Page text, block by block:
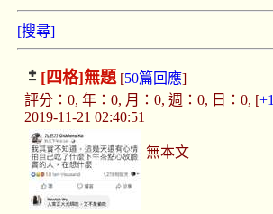
[搜尋]
[四格]無題[50篇回應]
評分：0, 年：0, 月：0, 週：0, 日：0, [+1
2019-11-21 02:40:51
無本文